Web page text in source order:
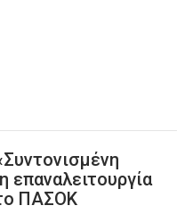
επαναλειτουργία
ΠΑΣΟΚ